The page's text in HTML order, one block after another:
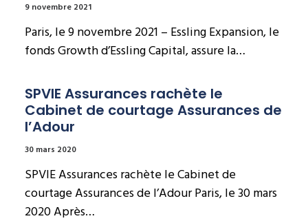
9 novembre 2021
Paris, le 9 novembre 2021 – Essling Expansion, le
fonds Growth d’Essling Capital, assure la…
SPVIE Assurances rachète le
Cabinet de courtage Assurances de
l’Adour
30 mars 2020
SPVIE Assurances rachète le Cabinet de
courtage Assurances de l’Adour Paris, le 30 mars
2020 Après…